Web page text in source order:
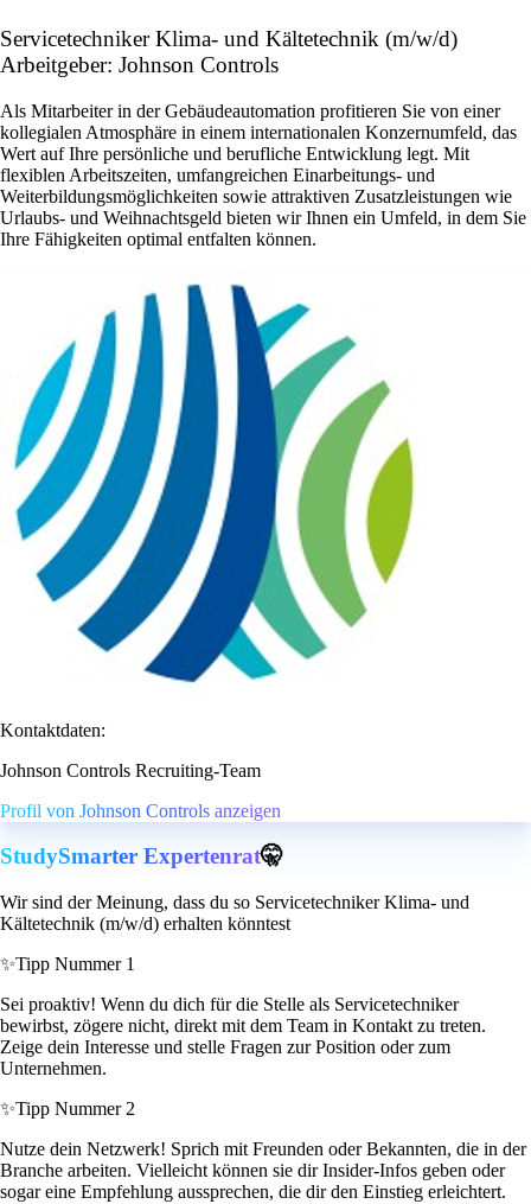
Servicetechniker Klima- und Kältetechnik (m/w/d)
Arbeitgeber: Johnson Controls
Als Mitarbeiter in der Gebäudeautomation profitieren Sie von einer
kollegialen Atmosphäre in einem internationalen Konzernumfeld, das
Wert auf Ihre persönliche und berufliche Entwicklung legt. Mit
flexiblen Arbeitszeiten, umfangreichen Einarbeitungs- und
Weiterbildungsmöglichkeiten sowie attraktiven Zusatzleistungen wie
Urlaubs- und Weihnachtsgeld bieten wir Ihnen ein Umfeld, in dem Sie
Ihre Fähigkeiten optimal entfalten können.
Kontaktdaten:
Johnson Controls Recruiting-Team
Profil von Johnson Controls anzeigen
StudySmarter Expertenrat🤫
Wir sind der Meinung, dass du so Servicetechniker Klima- und
Kältetechnik (m/w/d) erhalten könntest
✨Tipp Nummer 1
Sei proaktiv! Wenn du dich für die Stelle als Servicetechniker
bewirbst, zögere nicht, direkt mit dem Team in Kontakt zu treten.
Zeige dein Interesse und stelle Fragen zur Position oder zum
Unternehmen.
✨Tipp Nummer 2
Nutze dein Netzwerk! Sprich mit Freunden oder Bekannten, die in der
Branche arbeiten. Vielleicht können sie dir Insider-Infos geben oder
sogar eine Empfehlung aussprechen, die dir den Einstieg erleichtert.